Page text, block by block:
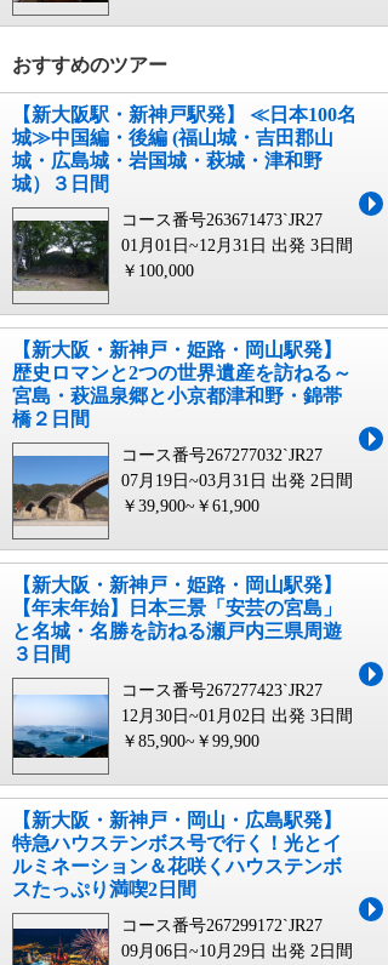
おすすめのツアー
【新大阪駅・新神戸駅発】 ≪日本100名
城≫中国編・後編 (福山城・吉田郡山
城・広島城・岩国城・萩城・津和野
城）３日間
コース番号263671473`JR27
01月01日~12月31日 出発 3日間
￥100,000
【新大阪・新神戸・姫路・岡山駅発】
歴史ロマンと2つの世界遺産を訪ねる～
宮島・萩温泉郷と小京都津和野・錦帯
橋２日間
コース番号267277032`JR27
07月19日~03月31日 出発 2日間
￥39,900~￥61,900
【新大阪・新神戸・姫路・岡山駅発】
【年末年始】日本三景「安芸の宮島」
と名城・名勝を訪ねる瀬戸内三県周遊
３日間
コース番号267277423`JR27
12月30日~01月02日 出発 3日間
￥85,900~￥99,900
【新大阪・新神戸・岡山・広島駅発】
特急ハウステンボス号で行く！光とイ
ルミネーション＆花咲くハウステンボ
スたっぷり満喫2日間
コース番号267299172`JR27
09月06日~10月29日 出発 2日間